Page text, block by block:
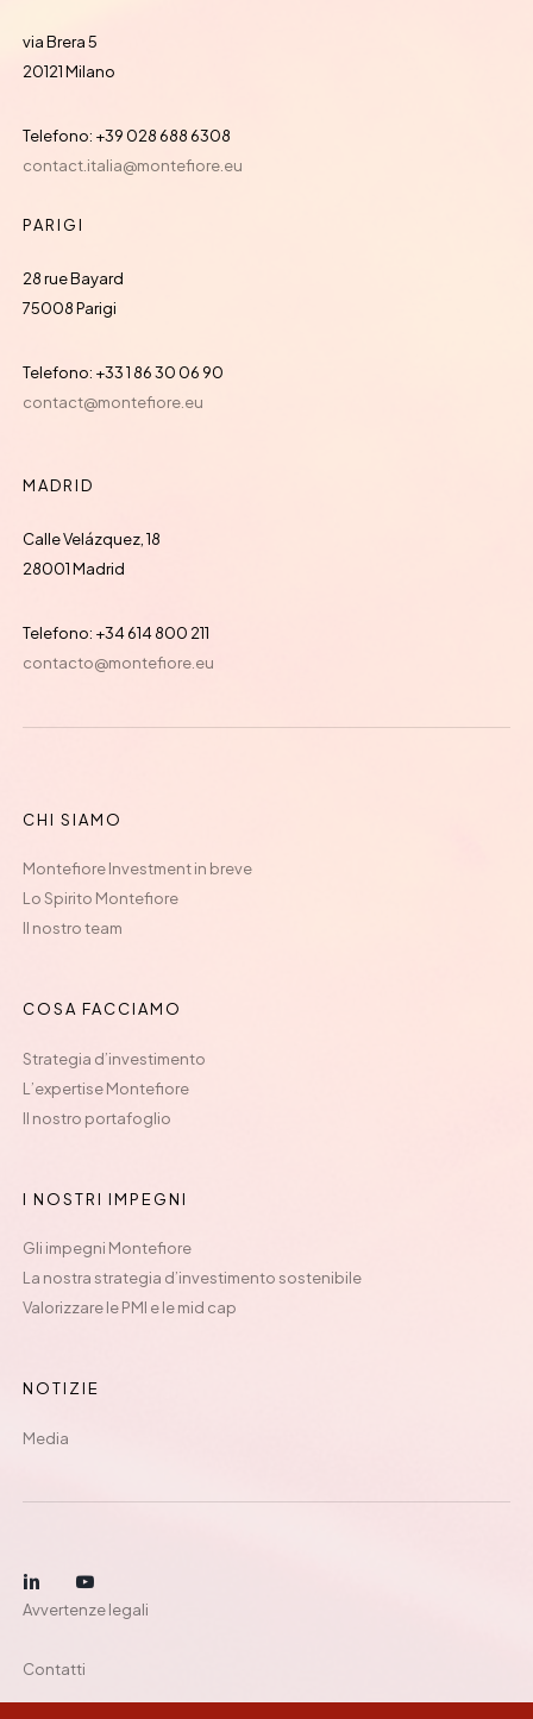
via Brera 5
20121 Milano
Telefono: +39 028 688 6308
contact.italia@montefiore.eu
PARIGI
28 rue Bayard
75008 Parigi
Telefono: +33 1 86 30 06 90
contact@montefiore.eu
MADRID
Calle Velázquez, 18
28001 Madrid
Telefono: +34 614 800 211
contacto@montefiore.eu
CHI SIAMO
Montefiore Investment in breve
Lo Spirito Montefiore
Il nostro team
COSA FACCIAMO
Strategia d’investimento
L’expertise Montefiore
Il nostro portafoglio
I NOSTRI IMPEGNI
Gli impegni Montefiore
La nostra strategia d’investimento sostenibile
Valorizzare le PMI e le mid cap
NOTIZIE
Media
Contatti
Avvertenze legali